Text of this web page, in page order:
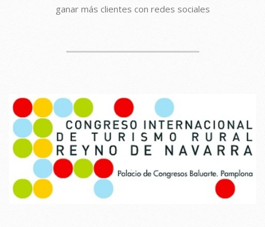
ganar más clientes con redes sociales